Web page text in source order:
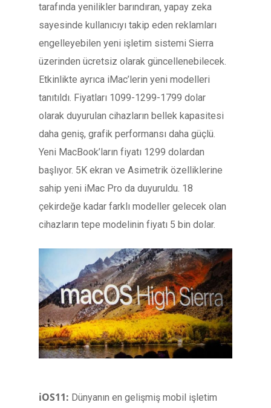
tarafında yenilikler barındıran, yapay zeka
sayesinde kullanıcıyı takip eden reklamları
engelleyebilen yeni işletim sistemi Sierra
üzerinden ücretsiz olarak güncellenebilecek.
Etkinlikte ayrıca iMac’lerin yeni modelleri
tanıtıldı. Fiyatları 1099-1299-1799 dolar
olarak duyurulan cihazların bellek kapasitesi
daha geniş, grafik performansı daha güçlü.
Yeni MacBook’ların fiyatı 1299 dolardan
başlıyor. 5K ekran ve Asimetrik özelliklerine
sahip yeni iMac Pro da duyuruldu. 18
çekirdeğe kadar farklı modeller gelecek olan
cihazların tepe modelinin fiyatı 5 bin dolar.
iOS11: Dünyanın en gelişmiş mobil işletim